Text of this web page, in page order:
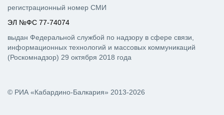
© РИА «Кабардино-Балкария» 2013-2026
регистрационный номер СМИ
ЭЛ №ФС 77-74074
выдан Федеральной службой по надзору в сфере связи,
информационных технологий и массовых коммуникаций
(Роскомнадзор) 29 октября 2018 года